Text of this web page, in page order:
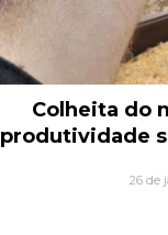
Colheita do
produtividade
26 de